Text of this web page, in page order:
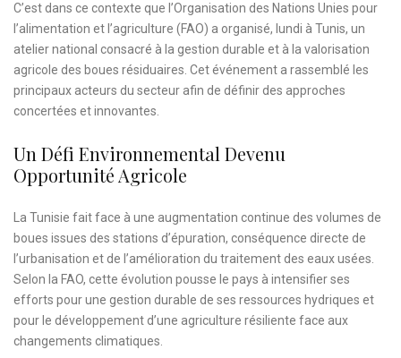
C’est dans ce contexte que l’Organisation des Nations Unies pour
l’alimentation et l’agriculture (FAO) a organisé, lundi à Tunis, un
atelier national consacré à la gestion durable et à la valorisation
agricole des boues résiduaires. Cet événement a rassemblé les
principaux acteurs du secteur afin de définir des approches
concertées et innovantes.
Un Défi Environnemental Devenu
Opportunité Agricole
La Tunisie fait face à une augmentation continue des volumes de
boues issues des stations d’épuration, conséquence directe de
l’urbanisation et de l’amélioration du traitement des eaux usées.
Selon la FAO, cette évolution pousse le pays à intensifier ses
efforts pour une gestion durable de ses ressources hydriques et
pour le développement d’une agriculture résiliente face aux
changements climatiques.